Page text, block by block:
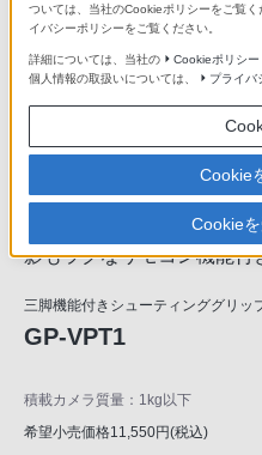
マルチ端子ケーブル搭載
影もラクなリモコン機能付
三脚機能付きシューティンググリッ
GP-VPT1
積載カメラ質量：1kg以下
希望小売価格11,550円(税込)
ついては、当社のCookieポリシーをご覧
イバシーポリシーをご覧ください。
詳細については、当社の Cookieポリシー
個人情報の取扱いについては、
プライバ
Cookie
Cookie